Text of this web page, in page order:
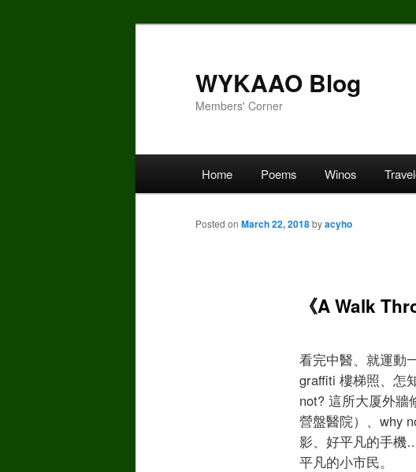
WYKAAO Blog
Members' Corner
Home Poems Winos
《A Walk
Posted on March 22, 2018byacyho
看完中醫、就運動
graffiti 樓梯照、怎
not? 這所大厦外牆
營盤醫院）、why
影、好平凡的手機
平凡的小市民。